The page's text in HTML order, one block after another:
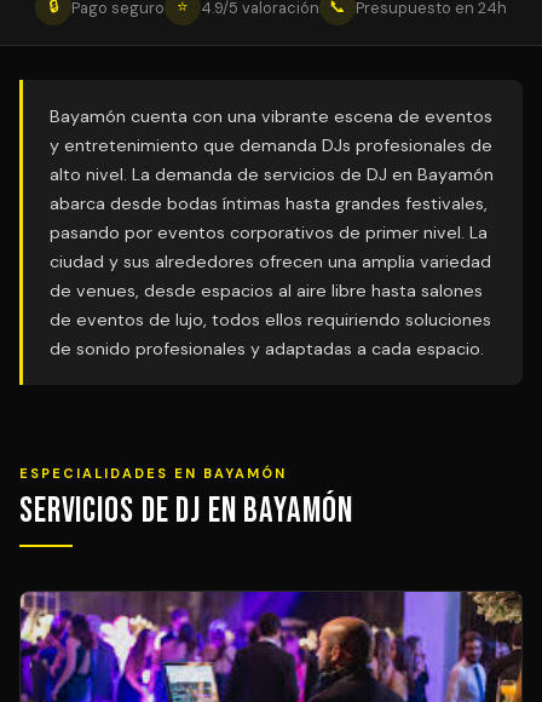
🔒
Pago seguro ⭐ 4.9/5 valoración 📞 Presupuesto en 24h
Bayamón cuenta con una vibrante escena de eventos
y entretenimiento que demanda DJs profesionales de
alto nivel. La demanda de servicios de DJ en Bayamón
abarca desde bodas íntimas hasta grandes festivales,
pasando por eventos corporativos de primer nivel. La
ciudad y sus alrededores ofrecen una amplia variedad
de venues, desde espacios al aire libre hasta salones
de eventos de lujo, todos ellos requiriendo soluciones
de sonido profesionales y adaptadas a cada espacio.
ESPECIALIDADES EN BAYAMÓN
Servicios de DJ en Bayamón